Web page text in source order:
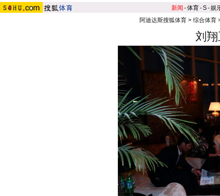
新闻 -体育-S-娱
阿迪达斯搜狐体育 > 综合体育
刘